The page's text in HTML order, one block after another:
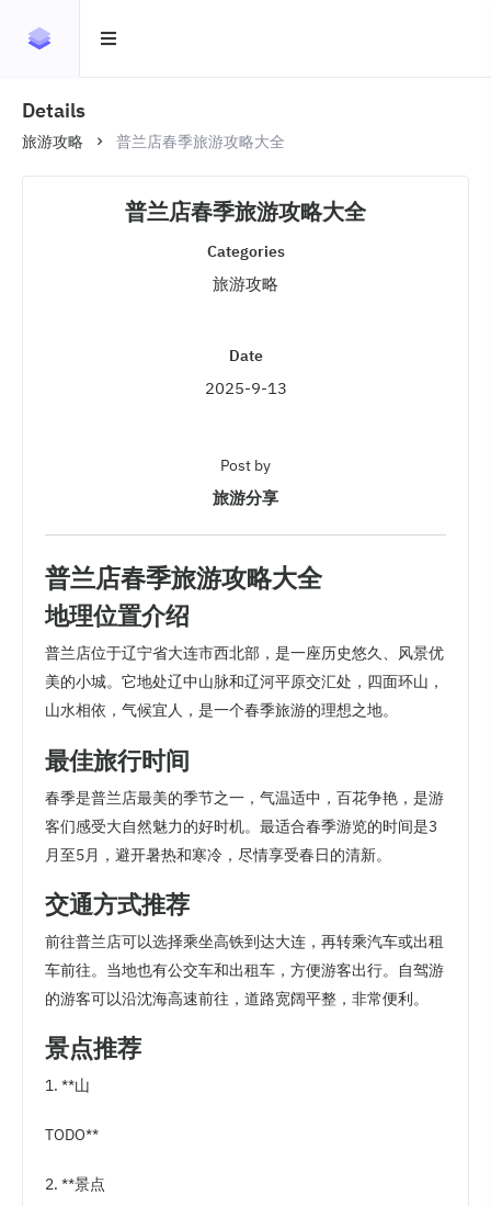
Details
旅游攻略 普兰店春季旅游攻略大全
普兰店春季旅游攻略大全
Categories
旅游攻略
Date
2025-9-13
Post by
旅游分享
普兰店春季旅游攻略大全
地理位置介绍
普兰店位于辽宁省大连市西北部，是一座历史悠久、风景优
美的小城。它地处辽中山脉和辽河平原交汇处，四面环山，
山水相依，气候宜人，是一个春季旅游的理想之地。
最佳旅行时间
春季是普兰店最美的季节之一，气温适中，百花争艳，是游
客们感受大自然魅力的好时机。最适合春季游览的时间是3
月至5月，避开暑热和寒冷，尽情享受春日的清新。
交通方式推荐
前往普兰店可以选择乘坐高铁到达大连，再转乘汽车或出租
车前往。当地也有公交车和出租车，方便游客出行。自驾游
的游客可以沿沈海高速前往，道路宽阔平整，非常便利。
景点推荐
1. **山
TODO**
2. **景点